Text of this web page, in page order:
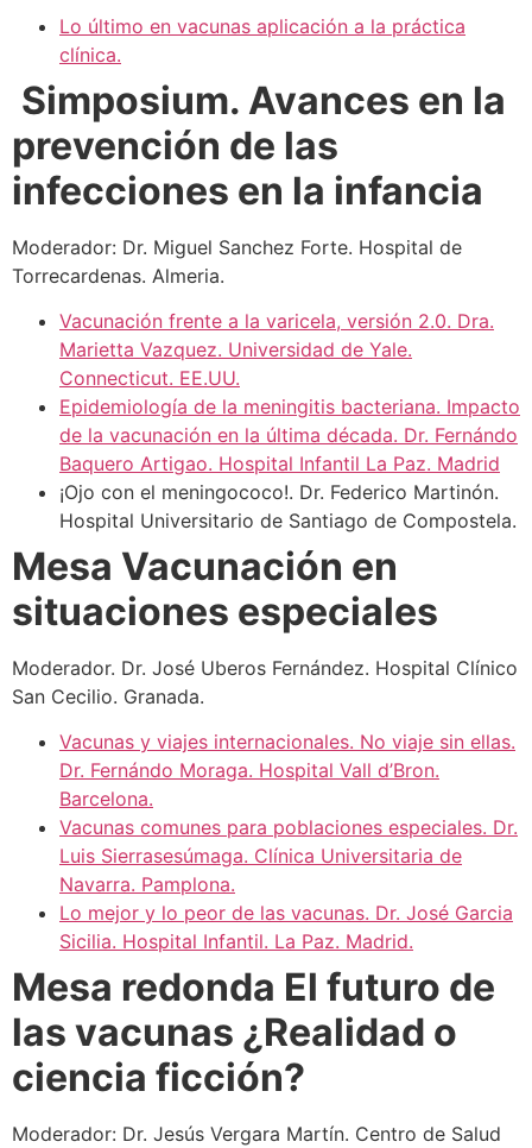
Lo último en vacunas aplicación a la práctica
clínica.
Simposium. Avances en la
prevención de las
infecciones en la infancia
Moderador: Dr. Miguel Sanchez Forte. Hospital de
Torrecardenas. Almeria.
Vacunación frente a la varicela, versión 2.0. Dra.
Marietta Vazquez. Universidad de Yale.
Connecticut. EE.UU.
Epidemiología de la meningitis bacteriana. Impacto
de la vacunación en la última década. Dr. Fernándo
Baquero Artigao. Hospital Infantil La Paz. Madrid
¡Ojo con el meningococo!. Dr. Federico Martinón.
Hospital Universitario de Santiago de Compostela.
Mesa Vacunación en
situaciones especiales
Moderador. Dr. José Uberos Fernández. Hospital Clínico
San Cecilio. Granada.
Vacunas y viajes internacionales. No viaje sin ellas.
Dr. Fernándo Moraga. Hospital Vall d’Bron.
Barcelona.
Vacunas comunes para poblaciones especiales. Dr.
Luis Sierrasesúmaga. Clínica Universitaria de
Navarra. Pamplona.
Lo mejor y lo peor de las vacunas. Dr. José Garcia
Sicilia. Hospital Infantil. La Paz. Madrid.
Mesa redonda El futuro de
las vacunas ¿Realidad o
ciencia ficción?
Moderador: Dr. Jesús Vergara Martín. Centro de Salud